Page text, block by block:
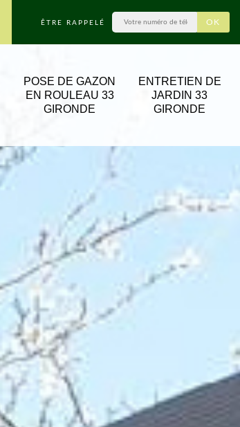
ÊTRE RAPPELÉ
POSE DE GAZON
EN ROULEAU 33
GIRONDE
ENTRETIEN DE
JARDIN 33
GIRONDE